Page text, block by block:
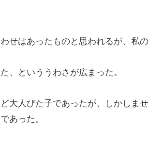
せはあったものと思われるが、 私の
た、といううわさが広まった。
大人びた子であったが、
しかしませ
あった。